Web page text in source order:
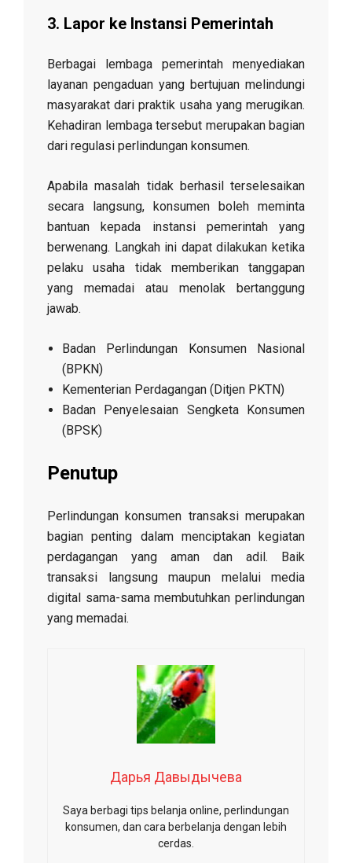
3. Lapor ke Instansi Pemerintah
Berbagai lembaga pemerintah menyediakan
layanan pengaduan yang bertujuan melindungi
masyarakat dari praktik usaha yang merugikan.
Kehadiran lembaga tersebut merupakan bagian
dari regulasi perlindungan konsumen.
Apabila masalah tidak berhasil terselesaikan
secara langsung, konsumen boleh meminta
bantuan kepada instansi pemerintah yang
berwenang. Langkah ini dapat dilakukan ketika
pelaku usaha tidak memberikan tanggapan
yang memadai atau menolak bertanggung
jawab.
Badan Perlindungan Konsumen Nasional
(BPKN)
Kementerian Perdagangan (Ditjen PKTN)
Badan Penyelesaian Sengketa Konsumen
(BPSK)
Penutup
Perlindungan konsumen transaksi merupakan
bagian penting dalam menciptakan kegiatan
perdagangan yang aman dan adil. Baik
transaksi langsung maupun melalui media
digital sama-sama membutuhkan perlindungan
yang memadai.
Дарья Давыдычева
Saya berbagi tips belanja online, perlindungan
konsumen, dan cara berbelanja dengan lebih
cerdas.